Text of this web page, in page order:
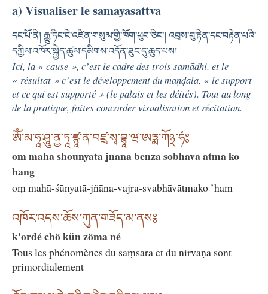
a) Visualiser le samayasattva
དང་པོ་ནི། རྒྱུ་ཏིང་ངེ་འཛིན་གསུམ་གྱི་ཁོག་ཕུབ་ཅིང༌། འབྲས་བུ་རྟེན་དང་བརྟེན་པའི་
དཀྱིལ་འཁོར་སྐྱེད་ཚུལ་དམིགས་འདོན་ཟུང་དུ་ཆུད་པས།
Ici, la « cause », c’est le cadre des trois samādhi, et le
« résultat » c’est le développement du maṇḍala, « le support
et ce qui est supporté » (le palais et les déités). Tout au long
de la pratique, faites concorder visualisation et récitation.
ཨོཾ་མ་ཧཱ་ཤཱུ་ནྱ་ཏཱ་ཛྙཱ་ན་བཛྲ་སྭ་བྷཱ་ཝ་ཨཏྨ་ཀོ྅་ཧཾ༔
om maha shounyata jnana benza sobhava atma ko
hang
oṃ mahā-śūnyatā-jñāna-vajra-svabhāvātmako ’ham
འཁོར་འདས་ཆོས་ཀུན་གཟོད་མ་ནས༔
k'ordé chö kün zöma né
Tous les phénomènes du saṃsāra et du nirvāṇa sont
primordialement